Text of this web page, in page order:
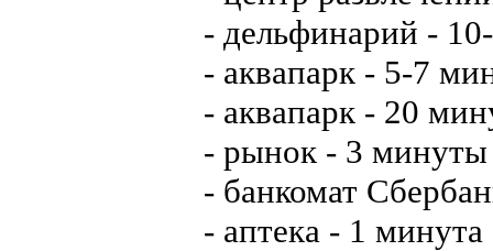
- дельфинарий -
- аквапарк - 5-7
- аквапарк - 20
- рынок - 3 минуты
- банкомат
- аптека - 1 минута